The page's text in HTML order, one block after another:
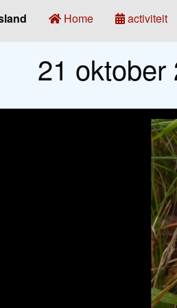
Home activiteit
21 oktober